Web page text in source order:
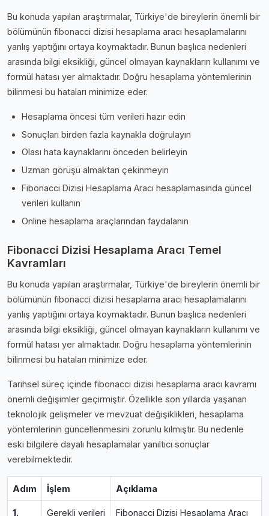
Bu konuda yapılan araştırmalar, Türkiye'de bireylerin önemli bir
bölümünün fibonacci dizisi hesaplama aracı hesaplamalarını
yanlış yaptığını ortaya koymaktadır. Bunun başlıca nedenleri
arasında bilgi eksikliği, güncel olmayan kaynakların kullanımı ve
formül hatası yer almaktadır. Doğru hesaplama yöntemlerinin
bilinmesi bu hataları minimize eder.
Hesaplama öncesi tüm verileri hazır edin
Sonuçları birden fazla kaynakla doğrulayın
Olası hata kaynaklarını önceden belirleyin
Uzman görüşü almaktan çekinmeyin
Fibonacci Dizisi Hesaplama Aracı hesaplamasında güncel
verileri kullanın
Online hesaplama araçlarından faydalanın
Fibonacci Dizisi Hesaplama Aracı Temel
Kavramları
Bu konuda yapılan araştırmalar, Türkiye'de bireylerin önemli bir
bölümünün fibonacci dizisi hesaplama aracı hesaplamalarını
yanlış yaptığını ortaya koymaktadır. Bunun başlıca nedenleri
arasında bilgi eksikliği, güncel olmayan kaynakların kullanımı ve
formül hatası yer almaktadır. Doğru hesaplama yöntemlerinin
bilinmesi bu hataları minimize eder.
Tarihsel süreç içinde fibonacci dizisi hesaplama aracı kavramı
önemli değişimler geçirmiştir. Özellikle son yıllarda yaşanan
teknolojik gelişmeler ve mevzuat değişiklikleri, hesaplama
yöntemlerinin güncellenmesini zorunlu kılmıştır. Bu nedenle
eski bilgilere dayalı hesaplamalar yanıltıcı sonuçlar
verebilmektedir.
Adım İşlem Açıklama
1. Gerekli verileri Fibonacci Dizisi Hesaplama Aracı